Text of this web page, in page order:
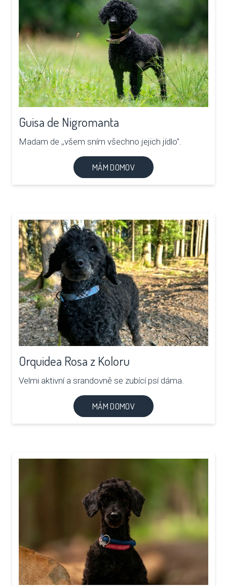
Guisa de Nigromanta
Madam de ,,všem sním všechno jejich jídlo".
MÁM DOMOV
Orquidea Rosa z Koloru
Velmi aktivní a srandovně se zubící psí dáma.
MÁM DOMOV